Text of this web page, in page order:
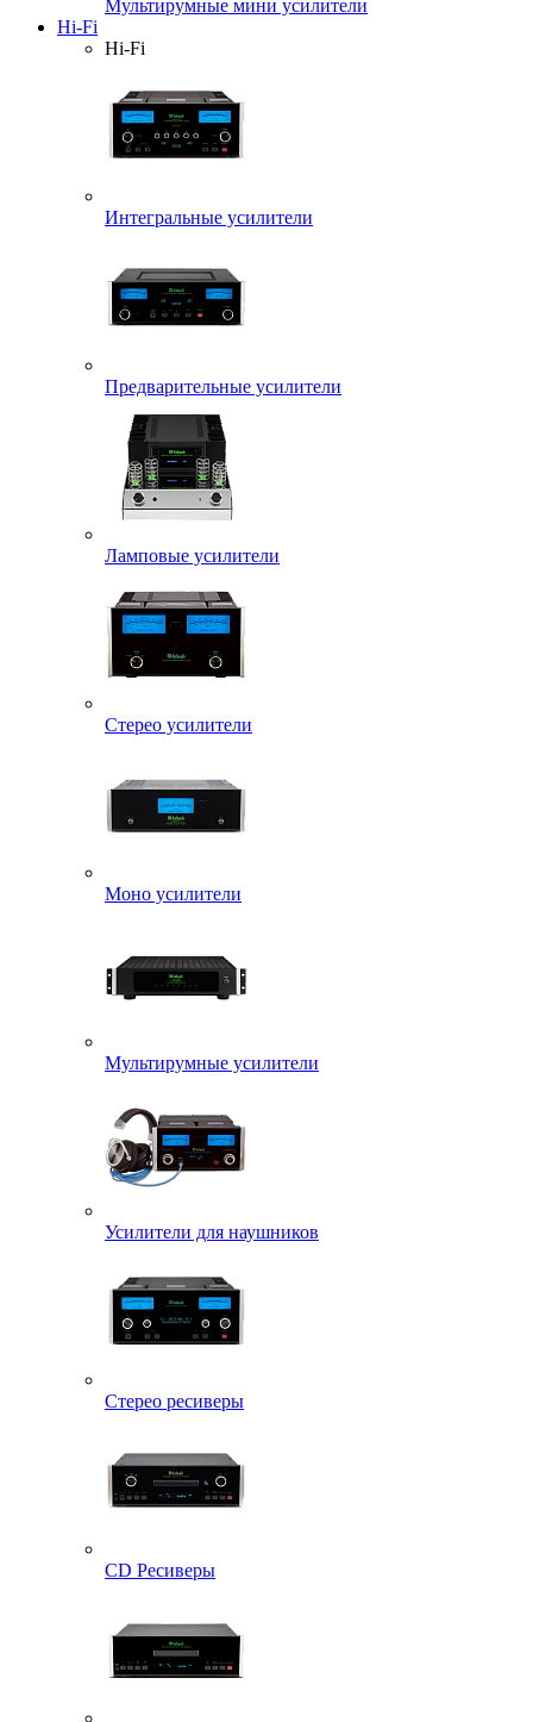
Мультирумные мини усилители
Hi-Fi
Hi-Fi
Интегральные усилители
Предварительные усилители
Ламповые усилители
Стерео усилители
Моно усилители
Мультирумные усилители
Усилители для наушников
Стерео ресиверы
CD Ресиверы